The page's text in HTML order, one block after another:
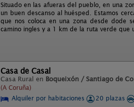
Situado en las afueras del pueblo, en una
un buen descanso al huésped. Estamos
que nos coloca en una zona desde dode
camino ingles y a 1 km de la ruta verde que
Casa de Casal
Casa Rural en Boqueixón / Santiago de
(A Coruña)
Alquiler por habitaciones 20 plazas